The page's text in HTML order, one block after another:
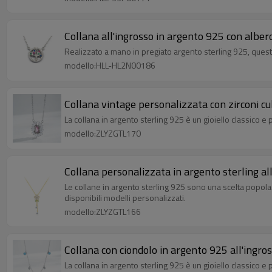
Collana all'ingrosso in argento 925 con
Realizzato a mano in pregiato argento sterling 925,
modello:HLL-HL2N00186
Collana vintage personalizzata con zirconi
La collana in argento sterling 925 è un gioiello classico
modello:ZLYZGTL170
Collana personalizzata in argento sterling
Le collane in argento sterling 925 sono una scelta
disponibili modelli personalizzati.
modello:ZLYZGTL166
Collana con ciondolo in argento 925
La collana in argento sterling 925 è un gioiello classico